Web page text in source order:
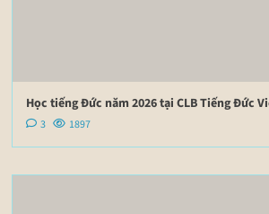
Học tiếng Đức năm 2026 tại CLB Tiếng Đức
3 1897